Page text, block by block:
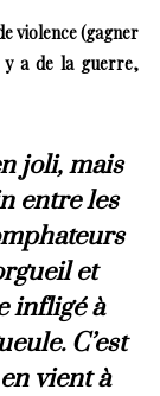
violence (gagner
y a de la guerre,
joli, mais
entre les
et
infligé à
C’est
vient à